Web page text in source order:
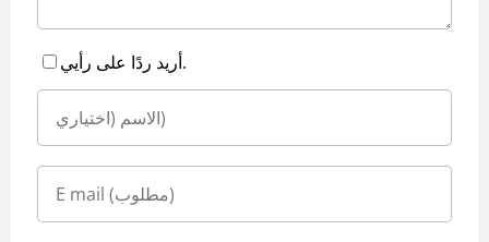
أريد ردًا على رأيي.